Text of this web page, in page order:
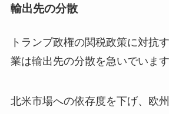
輸出先の分散
トランプ政権の関税政策に対抗
業は輸出先の分散を急いでいます
北米市場への依存度を下げ、欧